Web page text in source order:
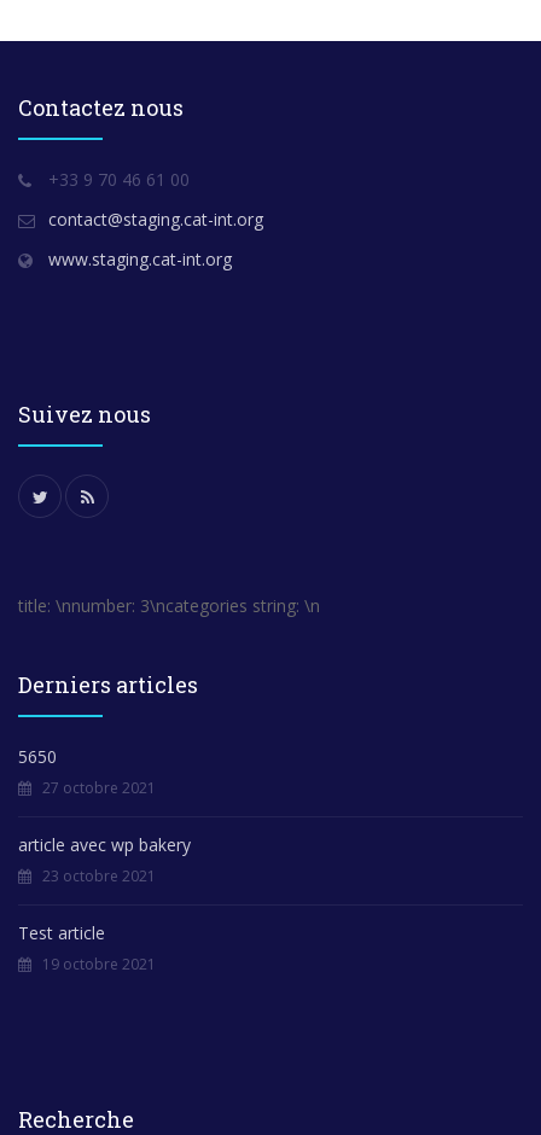
Contactez nous
+33 9 70 46 61 00
contact@staging.cat-int.org
www.staging.cat-int.org
Suivez nous
title: \nnumber: 3\ncategories string: \n
Derniers articles
5650
27 octobre 2021
article avec wp bakery
23 octobre 2021
Test article
19 octobre 2021
Recherche